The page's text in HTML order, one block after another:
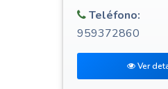
Teléfono:
959372860
Ver